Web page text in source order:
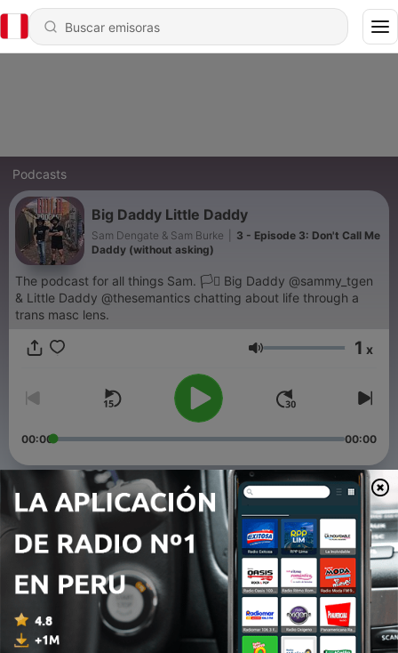
Podcasts
Big Daddy Little Daddy
Sam Dengate & Sam Burke
3 - Episode 3: Don't Call Me
Daddy (without asking)
The podcast for all things Sam. 🏳️‍⚧️ Big Daddy @sammy_tgen
& Little Daddy @thesemantics chatting about life through a
trans masc lens.
Volumen 1 x
00:00 00:00
Episodios
3 - Episode 3: Don't Call Me Daddy (without asking)
03 jul. 2021
Episode 2: Becoming Daddy
03 jun. 2021